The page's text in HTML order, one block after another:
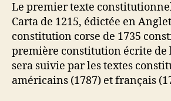
Le premier texte
Carta de 1215, édictée en
constitution corse de 1735
première constitution écrite de
sera suivie par les textes
américains (1787) et français